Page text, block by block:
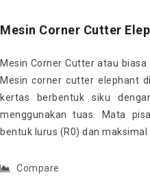
Mesin Corner Cutter
Mesin Corner Cutter atau biasa
Mesin corner cutter elephant
kertas berbentuk siku
menggunakan tuas. Mata
bentuk lurus (R0) dan
Compare